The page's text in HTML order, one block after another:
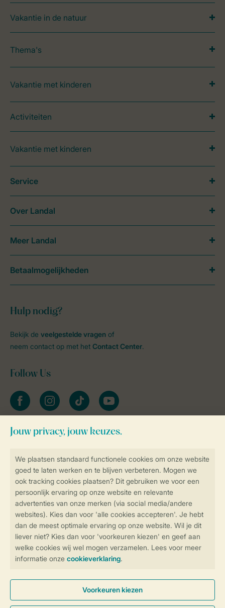
Controle over jouw gegevens &
Instellingen wijzigen
Veilig en snel online boeken
Veilige gegevensoverdracht
Veilige betaling
Vakantie in de natuur
Thema's
Vakantie met kinderen
Activiteiten
Vakantie met kinderen
Hulp nodig?
Bekijk de veelgestelde vragen of
neem contact op met het Contact Center.
Follow Us
facebookinstagramtiktok youtube
Blijf op de hoogte
Service
Over Landal
Meer Landal
Betaalmogelijkheden